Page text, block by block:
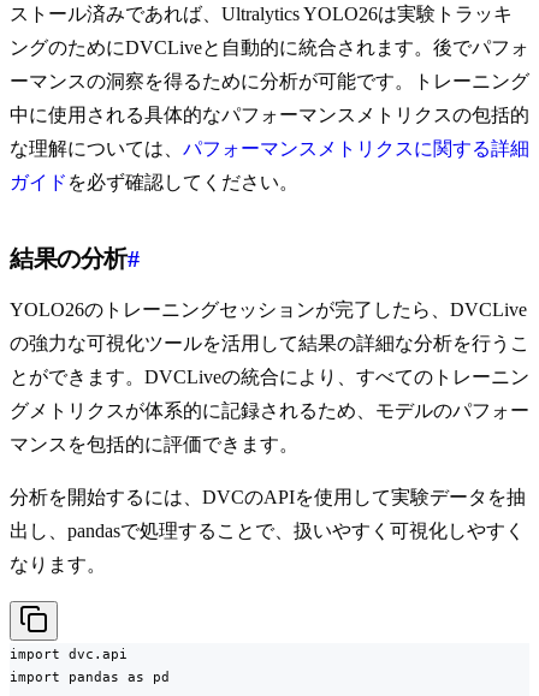
ストール済みであれば、Ultralytics YOLO26は実験トラッキ
ングのためにDVCLiveと自動的に統合されます。後でパフォ
ーマンスの洞察を得るために分析が可能です。トレーニング
中に使用される具体的なパフォーマンスメトリクスの包括的
な理解については、 パフォーマンスメトリクスに関する詳細
ガイド を必ず確認してください。
結果の分析#
YOLO26のトレーニングセッションが完了したら、DVCLive
の強力な可視化ツールを活用して結果の詳細な分析を行うこ
とができます。DVCLiveの統合により、すべてのトレーニン
グメトリクスが体系的に記録されるため、モデルのパフォー
マンスを包括的に評価できます。
分析を開始するには、DVCのAPIを使用して実験データを抽
出し、pandasで処理することで、扱いやすく可視化しやすく
なります。
import dvc.api
import pandas as pd